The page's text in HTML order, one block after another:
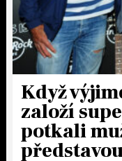
Když
založí
potkali